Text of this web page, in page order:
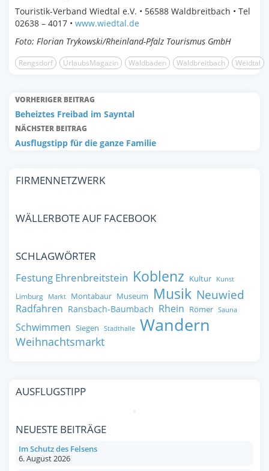
Touristik-Verband Wiedtal e.V. • 56588 Waldbreitbach • Tel
02638 – 4017 • www.wiedtal.de
Foto: Florian Trykowski/Rheinland-Pfalz Tourismus GmbH
Rengsdorf UrlaubsMagazin Waldbaden Waldbreitbach Weidtal
VORHERIGER BEITRAG
Beheiztes Freibad im Sayntal
NÄCHSTER BEITRAG
Ausflugstipp für die ganze Familie
FIRMENNETZWERK
WÄLLERBOTE AUF FACEBOOK
SCHLAGWÖRTER
Festung Ehrenbreitstein Koblenz Kultur Kunst
Limburg Markt Montabaur Museum Musik Neuwied
Radfahren Ransbach-Baumbach Rhein Römer Sauna
Schwimmen Siegen Stadthalle Wandern
Weihnachtsmarkt
AUSFLUGSTIPP
NEUESTE BEITRÄGE
Im Schutz des Felsens
6. August 2026